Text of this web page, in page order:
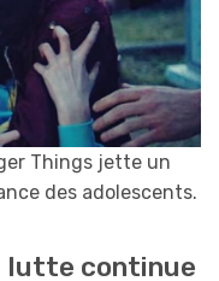
Things jette un
des adolescents.
lutte continue